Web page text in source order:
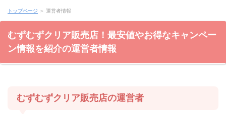
トップページ ＞ 運営者情報
むずむずクリア販売店！最安値やお得なキャンペー
ン情報を紹介の運営者情報
むずむずクリア販売店の運営者